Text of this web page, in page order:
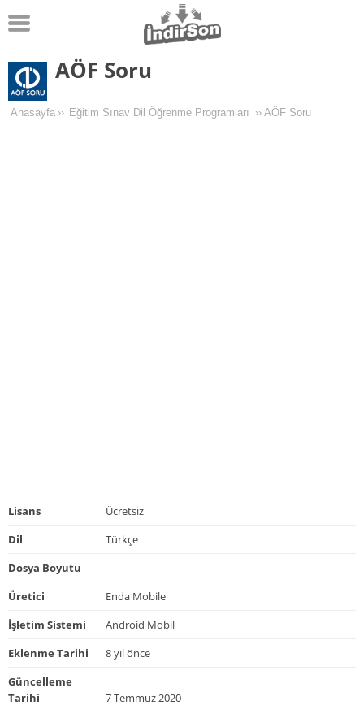
Android
Pc Oyunları
AÖF Soru
Anasayfa ›› Eğitim Sınav Dil Öğrenme Programları ›› AÖF Soru
Lisans
Ücretsiz
Dil
Türkçe
Dosya Boyutu
Üretici
Enda Mobile
İşletim Sistemi
Android Mobil
Eklenme Tarihi
8 yıl önce
Güncelleme
Tarihi
7 Temmuz 2020